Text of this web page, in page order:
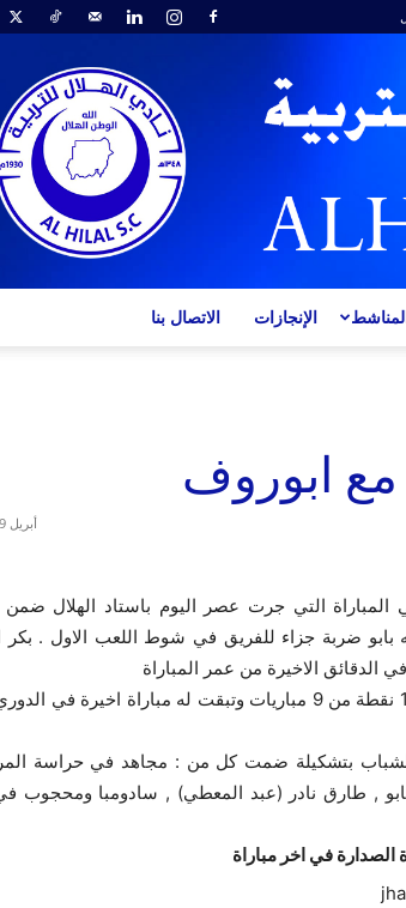
الاتصال بنا الإنجازات
مع ابوروف
أبريل 9, 2015
ابوروف من ادراك التعادل امام الهلال 1/1 في المباراة التي جرت عصر اليوم باستاد
بابو ضربة جزاء للفريق في شوط اللعب الاول . بكر
الدقائق الاخيرة من عمر المباراة
ليفقد الهلال الصدارة ويتراجع للمركز الثاني برصيد 19 نقطة من 9 مباريات وتبقت له مباراة اخيرة
الشباب بتشكيلة ضمت كل من : مجاهد في حراسة
, طارق نادر (عبد المعطي) , سادومبا ومحجوب
في اخر مباراة